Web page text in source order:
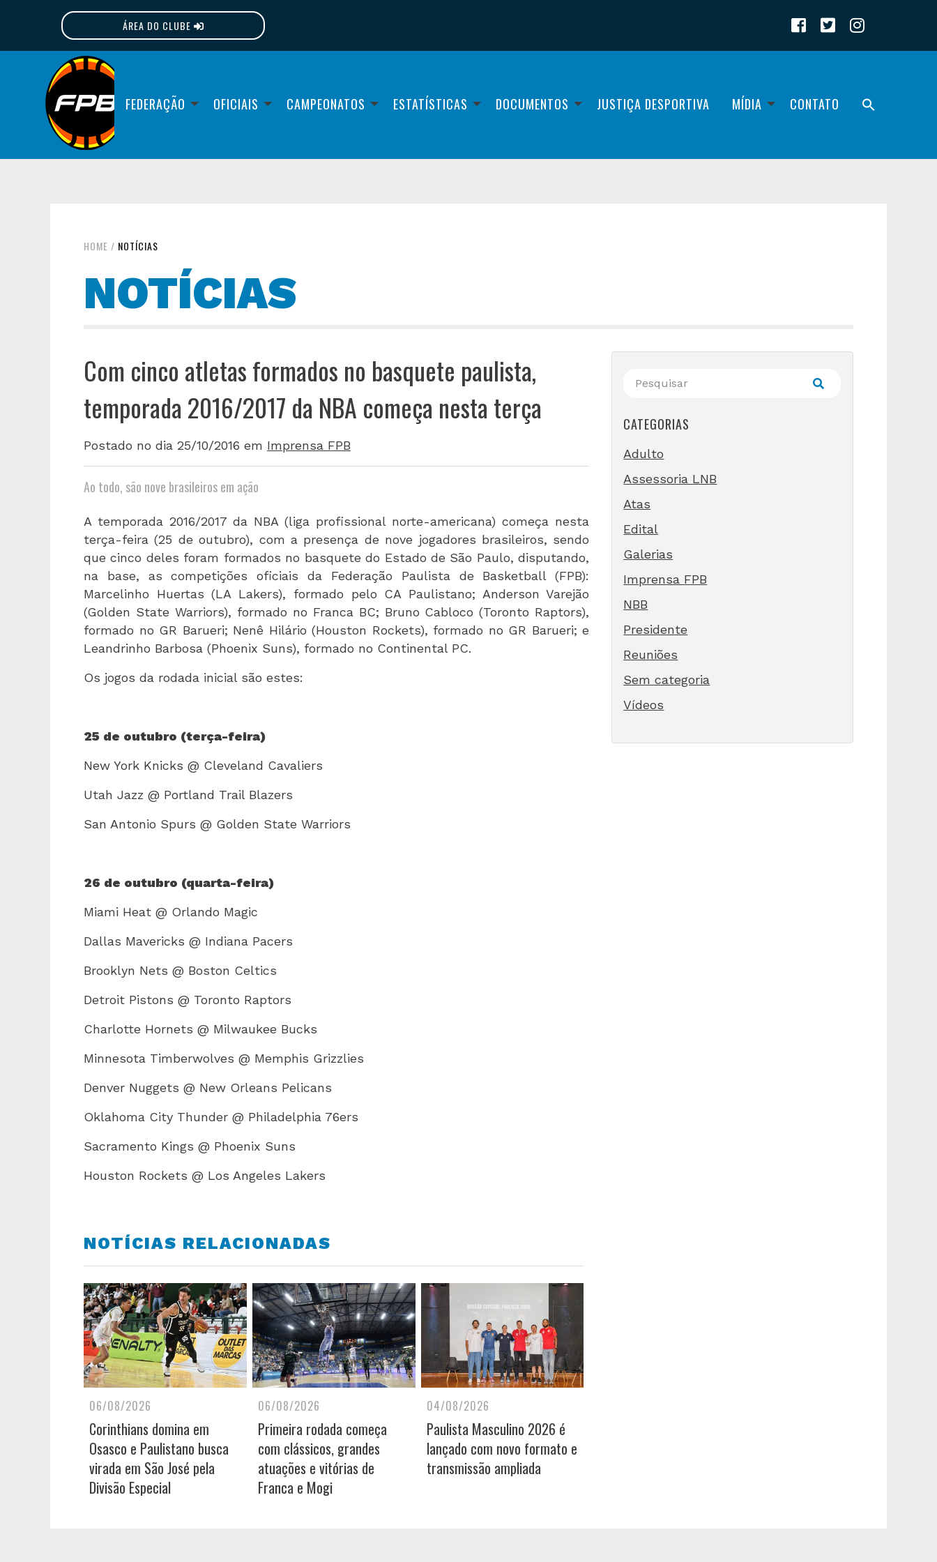
ÁREA DO CLUBE
FEDERAÇÃO OFICIAIS CAMPEONATOS ESTATÍSTICAS DOCUMENTOS JUSTIÇA DESPORTIVA MÍDIA CONTATO
HOME / NOTÍCIAS
NOTÍCIAS
Com cinco atletas formados no basquete paulista,
temporada 2016/2017 da NBA começa nesta terça
Postado no dia 25/10/2016 em Imprensa FPB
Ao todo, são nove brasileiros em ação
A temporada 2016/2017 da NBA (liga profissional norte-americana) começa nesta
terça-feira (25 de outubro), com a presença de nove jogadores brasileiros, sendo
que cinco deles foram formados no basquete do Estado de São Paulo, disputando,
na base, as competições oficiais da Federação Paulista de Basketball (FPB):
Marcelinho Huertas (LA Lakers), formado pelo CA Paulistano; Anderson Varejão
(Golden State Warriors), formado no Franca BC; Bruno Cabloco (Toronto Raptors),
formado no GR Barueri; Nenê Hilário (Houston Rockets), formado no GR Barueri; e
Leandrinho Barbosa (Phoenix Suns), formado no Continental PC.
Os jogos da rodada inicial são estes:
25 de outubro (terça-feira)
New York Knicks @ Cleveland Cavaliers
Utah Jazz @ Portland Trail Blazers
San Antonio Spurs @ Golden State Warriors
26 de outubro (quarta-feira)
Miami Heat @ Orlando Magic
Dallas Mavericks @ Indiana Pacers
Brooklyn Nets @ Boston Celtics
Detroit Pistons @ Toronto Raptors
Charlotte Hornets @ Milwaukee Bucks
Minnesota Timberwolves @ Memphis Grizzlies
Denver Nuggets @ New Orleans Pelicans
Oklahoma City Thunder @ Philadelphia 76ers
Sacramento Kings @ Phoenix Suns
Houston Rockets @ Los Angeles Lakers
NOTÍCIAS RELACIONADAS
06/08/2026
Corinthians domina em
Osasco e Paulistano busca
virada em São José pela
Divisão Especial
06/08/2026
Primeira rodada começa
com clássicos, grandes
atuações e vitórias de
Franca e Mogi
04/08/2026
Paulista Masculino 2026 é
lançado com novo formato e
transmissão ampliada
CATEGORIAS
Adulto
Assessoria LNB
Atas
Edital
Galerias
Imprensa FPB
NBB
Presidente
Reuniões
Sem categoria
Vídeos